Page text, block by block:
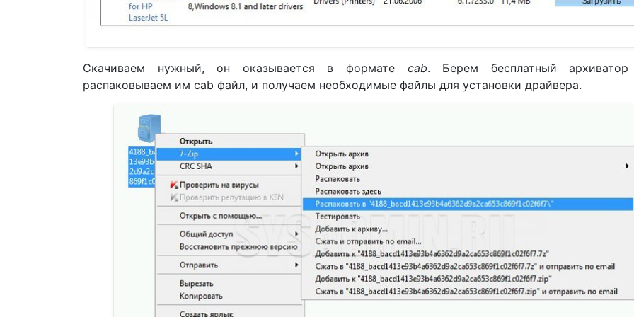
Скачиваем нужный, он оказывается в формате cab. Берем бесплатный
распаковываем им cab файл, и получаем необходимые файлы для установки драйвера.